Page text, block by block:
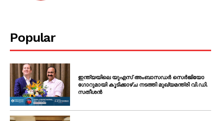
Popular
ഇന്ത്യയിലെ യുഎസ് അംബാസഡർ സെർജിയോ
ഗോറുമായി കൂടിക്കാഴ്ച നടത്തി മുഖ്യമന്ത്രി വി.ഡി.
സതീശൻ